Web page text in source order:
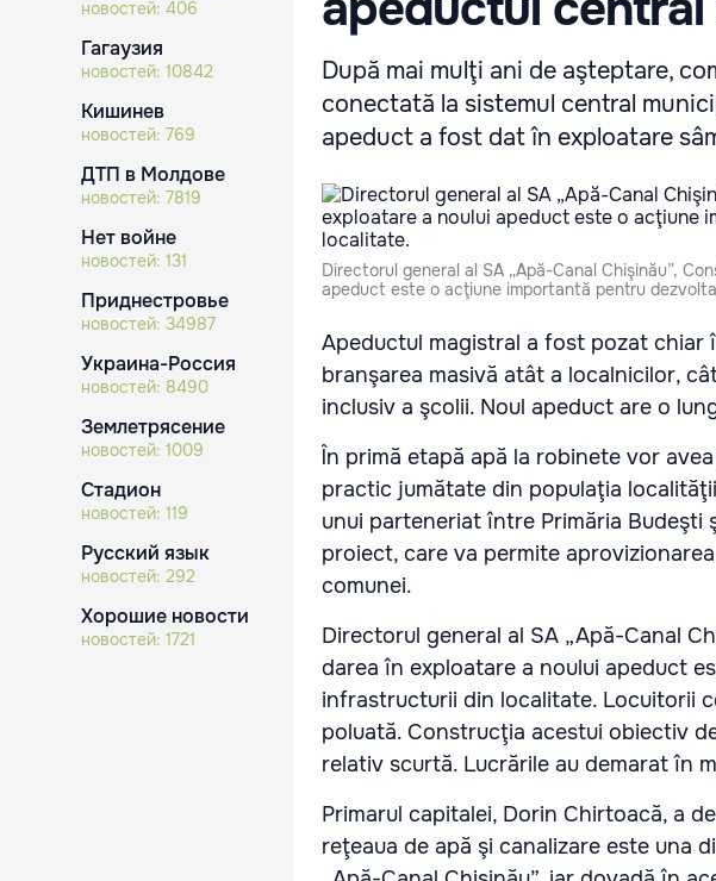
новостей: 406
Гагаузия
новостей: 10842
Кишинев
новостей: 769
ДТП в Молдове
новостей: 7819
Нет войне
новостей: 131
Приднестровье
новостей: 34987
Украина-Россия
новостей: 8490
Землетрясение
новостей: 1009
Стадион
новостей: 119
Русский язык
новостей: 292
Хорошие новости
новостей: 1721
După mai mulţi ani de aşteptare,
conectată la sistemul central
apeduct a fost dat în exploatare
Directorul general al SA „Apă-Canal Chişinău”,
apeduct este o acţiune importantă pentru
Apeductul magistral a fost pozat
branşarea masivă atât a localnicilor,
inclusiv a şcolii. Noul apeduct are o
În primă etapă apă la robinete vor
practic jumătate din populaţia
unui parteneriat între Primăria Budeşti
proiect, care va permite
comunei.
Directorul general al SA „Apă-Canal
darea în exploatare a noului apeduct
infrastructurii din localitate. Locuitorii
poluată. Construcţia acestui obiectiv
relativ scurtă. Lucrările au demarat în
Primarul capitalei, Dorin Chirtoacă, a
reţeaua de apă şi canalizare este una